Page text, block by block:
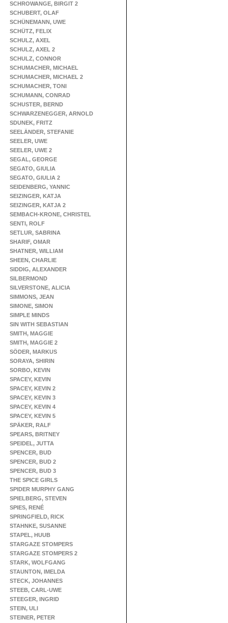
SCHROWANGE, BIRGIT 2
SCHUBERT, OLAF
SCHÜNEMANN, UWE
SCHÜTZ, FELIX
SCHULZ, AXEL
SCHULZ, AXEL 2
SCHULZ, CONNOR
SCHUMACHER, MICHAEL
SCHUMACHER, MICHAEL 2
SCHUMACHER, TONI
SCHUMANN, CONRAD
SCHUSTER, BERND
SCHWARZENEGGER, ARNOLD
SDUNEK, FRITZ
SEELÄNDER, STEFANIE
SEELER, UWE
SEELER, UWE 2
SEGAL, GEORGE
SEGATO, GIULIA
SEGATO, GIULIA 2
SEIDENBERG, YANNIC
SEIZINGER, KATJA
SEIZINGER, KATJA 2
SEMBACH-KRONE, CHRISTEL
SENTI, ROLF
SETLUR, SABRINA
SHARIF, OMAR
SHATNER, WILLIAM
SHEEN, CHARLIE
SIDDIG, ALEXANDER
SILBERMOND
SILVERSTONE, ALICIA
SIMMONS, JEAN
SIMONE, SIMON
SIMPLE MINDS
SIN WITH SEBASTIAN
SMITH, MAGGIE
SMITH, MAGGIE 2
SÖDER, MARKUS
SORAYA, SHIRIN
SORBO, KEVIN
SPACEY, KEVIN
SPACEY, KEVIN 2
SPACEY, KEVIN 3
SPACEY, KEVIN 4
SPACEY, KEVIN 5
SPÄKER, RALF
SPEARS, BRITNEY
SPEIDEL, JUTTA
SPENCER, BUD
SPENCER, BUD 2
SPENCER, BUD 3
THE SPICE GIRLS
SPIDER MURPHY GANG
SPIELBERG, STEVEN
SPIES, RENÉ
SPRINGFIELD, RICK
STAHNKE, SUSANNE
STAPEL, HUUB
STARGAZE STOMPERS
STARGAZE STOMPERS 2
STARK, WOLFGANG
STAUNTON, IMELDA
STECK, JOHANNES
STEEB, CARL-UWE
STEEGER, INGRID
STEIN, ULI
STEINER, PETER